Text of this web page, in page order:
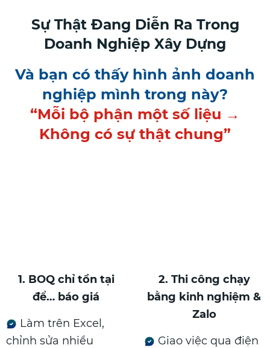
Sự Thật Đang Diễn Ra Trong
Doanh Nghiệp Xây Dựng
Và bạn có thấy hình ảnh doanh
nghiệp mình trong này?
“Mỗi bộ phận một số liệu →
Không có sự thật chung”
1. BOQ chỉ tồn tại
để… báo giá
Làm trên Excel,
chỉnh sửa nhiều
2. Thi công chạy
bằng kinh nghiệm &
Zalo
Giao việc qua điện